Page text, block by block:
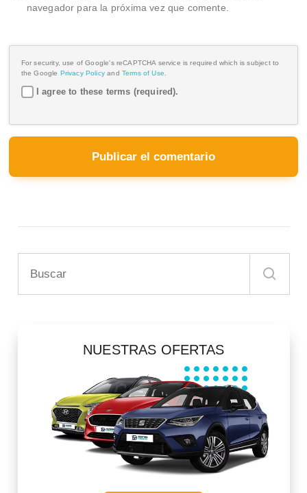
navegador para la próxima vez que comente.
For security, use of Google's reCAPTCHA service is required which is subject to
the Google Privacy Policy and Terms of Use
I agree to these terms (required).
NUESTRAS OFERTAS